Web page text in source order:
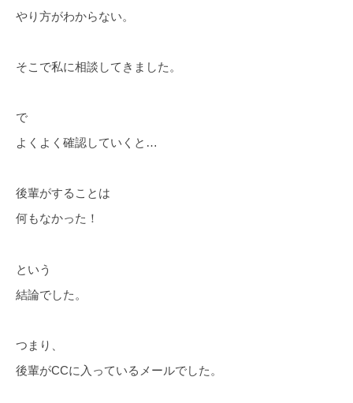
やり方がわからない。
そこで私に相談してきました。
で
よくよく確認していくと…
後輩がすることは
何もなかった！
という
結論でした。
つまり、
後輩がCCに入っているメールでした。